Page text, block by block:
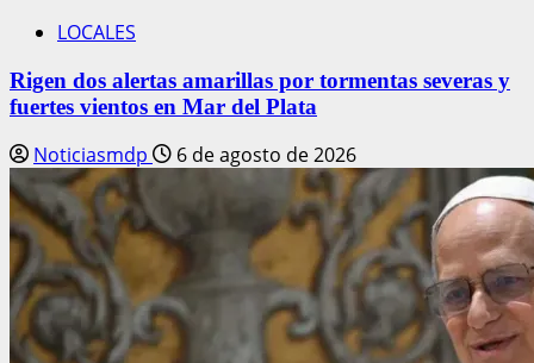
LOCALES
Rigen dos alertas amarillas por tormentas severas y
fuertes vientos en Mar del Plata
Noticiasmdp 6 de agosto de 2026